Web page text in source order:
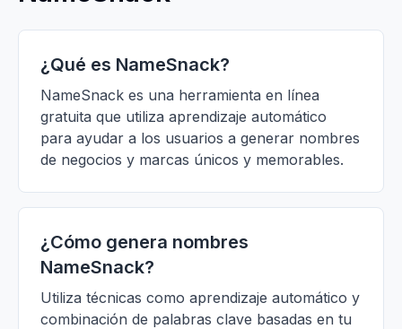
¿Qué es NameSnack?
NameSnack es una herramienta en línea
gratuita que utiliza aprendizaje automático
para ayudar a los usuarios a generar nombres
de negocios y marcas únicos y memorables.
¿Cómo genera nombres
NameSnack?
Utiliza técnicas como aprendizaje automático y
combinación de palabras clave basadas en tu